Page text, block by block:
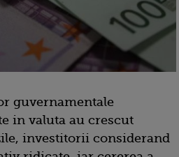
guvernamentale
in valuta au crescut
investitorii considerand